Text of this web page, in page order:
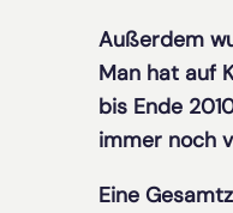
Außerdem
Man hat auf
bis Ende
immer noch
Eine